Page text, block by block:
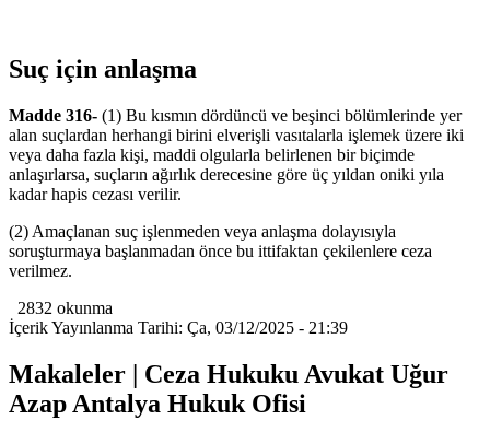
Suç için anlaşma
Madde 316- (1) Bu kısmın dördüncü ve beşinci bölümlerinde yer
alan suçlardan herhangi birini elverişli vasıtalarla işlemek üzere iki
veya daha fazla kişi, maddi olgularla belirlenen bir biçimde
anlaşırlarsa, suçların ağırlık derecesine göre üç yıldan oniki yıla
kadar hapis cezası verilir.
(2) Amaçlanan suç işlenmeden veya anlaşma dolayısıyla
soruşturmaya başlanmadan önce bu ittifaktan çekilenlere ceza
verilmez.
2832 okunma
İçerik Yayınlanma Tarihi: Ça, 03/12/2025 - 21:39
Makaleler | Ceza Hukuku Avukat Uğur
Azap Antalya Hukuk Ofisi